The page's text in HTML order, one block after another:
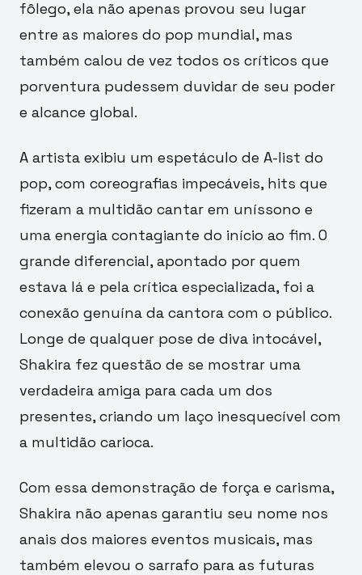
fôlego, ela não apenas provou seu lugar
entre as maiores do pop mundial, mas
também calou de vez todos os críticos que
porventura pudessem duvidar de seu poder
e alcance global.
A artista exibiu um espetáculo de A-list do
pop, com coreografias impecáveis, hits que
fizeram a multidão cantar em uníssono e
uma energia contagiante do início ao fim. O
grande diferencial, apontado por quem
estava lá e pela crítica especializada, foi a
conexão genuína da cantora com o público.
Longe de qualquer pose de diva intocável,
Shakira fez questão de se mostrar uma
verdadeira amiga para cada um dos
presentes, criando um laço inesquecível com
a multidão carioca.
Com essa demonstração de força e carisma,
Shakira não apenas garantiu seu nome nos
anais dos maiores eventos musicais, mas
também elevou o sarrafo para as futuras